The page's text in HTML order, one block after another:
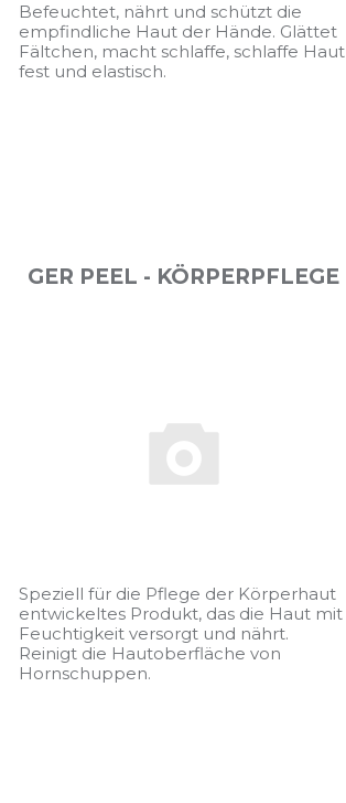
Befeuchtet, nährt und schützt die
empfindliche Haut der Hände. Glättet
Fältchen, macht schlaffe, schlaffe Haut
fest und elastisch.
GER PEEL - KÖRPERPFLEGE
Speziell für die Pflege der Körperhaut
entwickeltes Produkt, das die Haut mit
Feuchtigkeit versorgt und nährt.
Reinigt die Hautoberfläche von
Hornschuppen.